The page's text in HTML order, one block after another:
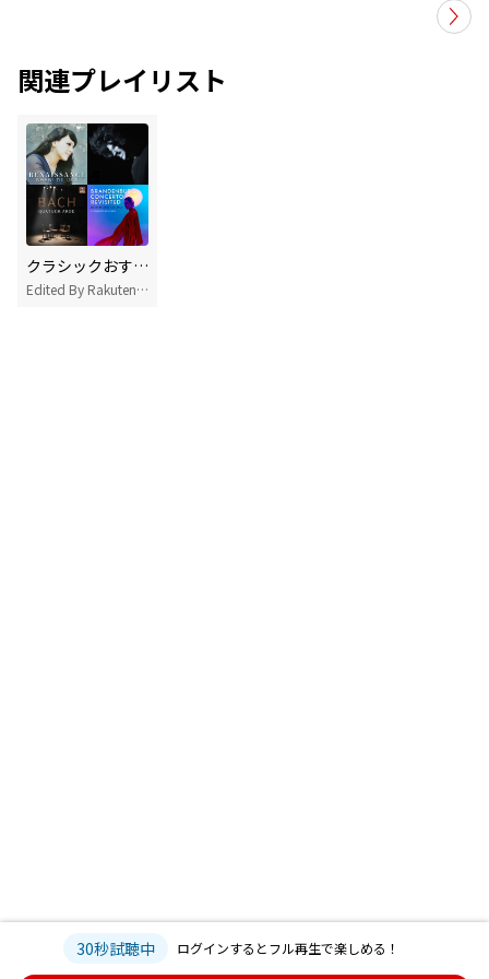
関連プレイリスト
クラシックおすすめ曲
Edited By Rakuten Music
30秒試聴中 ログインするとフル再生で楽しめる！